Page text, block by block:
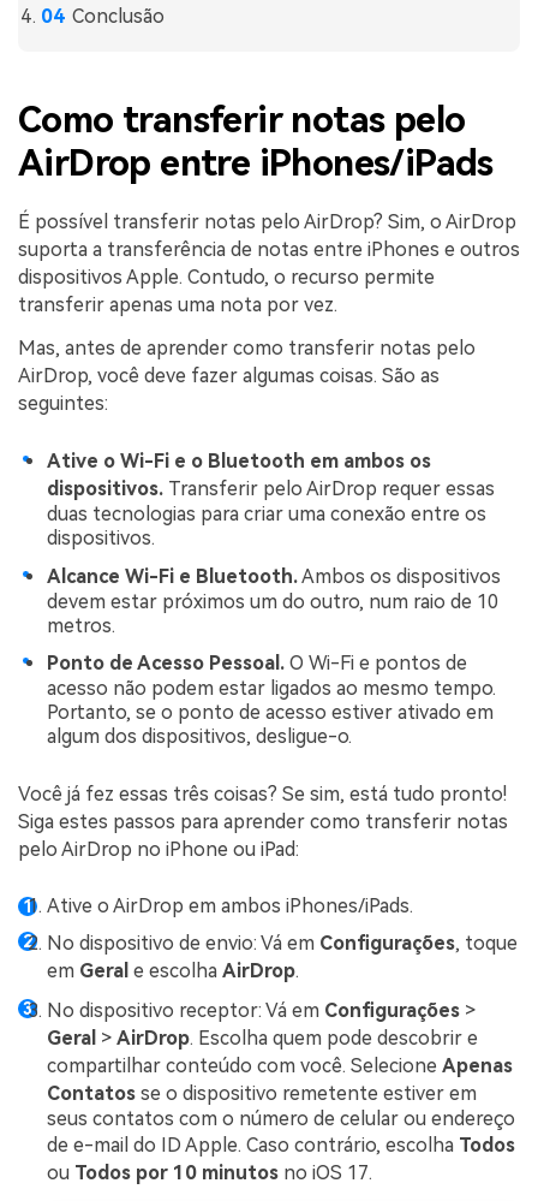
Conclusão
Como transferir notas pelo
AirDrop entre iPhones/iPads
É possível transferir notas pelo AirDrop? Sim, o AirDrop
suporta a transferência de notas entre iPhones e outros
dispositivos Apple. Contudo, o recurso permite
transferir apenas uma nota por vez.
Mas, antes de aprender como transferir notas pelo
AirDrop, você deve fazer algumas coisas. São as
seguintes:
Ative o Wi-Fi e o Bluetooth em ambos os
dispositivos. Transferir pelo AirDrop requer essas
duas tecnologias para criar uma conexão entre os
dispositivos.
Alcance Wi-Fi e Bluetooth.Ambos os dispositivos
devem estar próximos um do outro, num raio de 10
metros.
Ponto de Acesso Pessoal. O Wi-Fi e pontos de
acesso não podem estar ligados ao mesmo tempo.
Portanto, se o ponto de acesso estiver ativado em
algum dos dispositivos, desligue-o.
Você já fez essas três coisas? Se sim, está tudo pronto!
Siga estes passos para aprender como transferir notas
pelo AirDrop no iPhone ou iPad:
Ative o AirDrop em ambos iPhones/iPads.
No dispositivo de envio: Vá em Configurações, toque
em Geral e escolha AirDrop.
No dispositivo receptor: Vá em Configurações >
Geral > AirDrop. Escolha quem pode descobrir e
compartilhar conteúdo com você. Selecione Apenas
Contatos se o dispositivo remetente estiver em
seus contatos com o número de celular ou endereço
de e-mail do ID Apple. Caso contrário, escolha Todos
ou Todos por 10 minutos no iOS 17.